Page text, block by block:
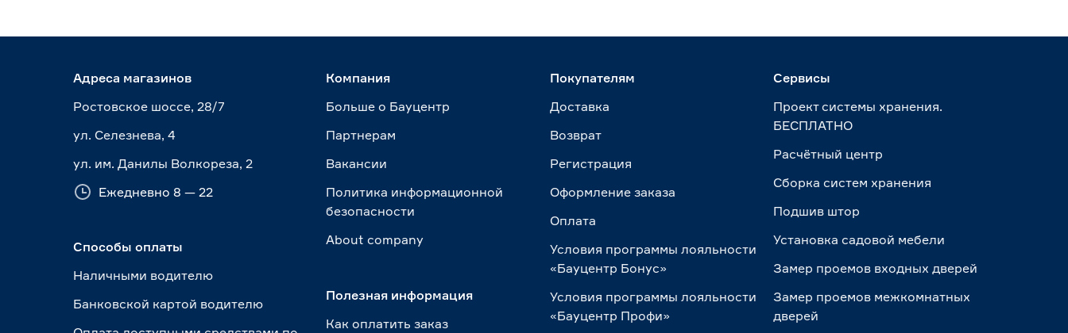
Адреса магазинов
Ростовское шоссе, 28/7
ул. Селезнева, 4
ул. им. Данилы Волкореза, 2
Ежедневно 8 — 22
Способы оплаты
Наличными водителю
Банковской картой водителю
Компания
Больше о Бауцентр
Партнерам
Вакансии
Политика информационной
безопасности
About сompany
Полезная информация
Как оплатить заказ
Покупателям
Доставка
Возврат
Регистрация
Оформление заказа
Оплата
Условия программы лояльности
«Бауцентр Бонус»
Условия программы лояльности
«Бауцентр Профи»
Сервисы
Проект системы хранения.
БЕСПЛАТНО
Расчётный центр
Сборка систем хранения
Подшив штор
Установка садовой мебели
Замер проемов входных дверей
Замер проемов межкомнатных
дверей